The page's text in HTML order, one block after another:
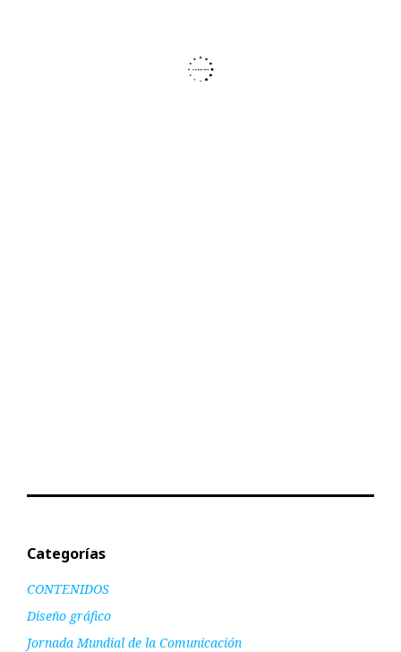
Categorías
CONTENIDOS
Diseño gráfico
Jornada Mundial de la Comunicación